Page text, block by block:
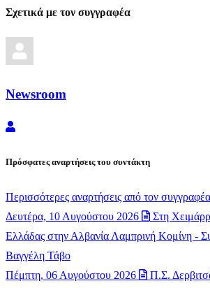
Σχετικά με τον συγγραφέα
Newsroom
Newsroom
Πρόσφατες αναρτήσεις του συντάκτη
Περισσότερες αναρτήσεις από τον συγγραφέα
Δευτέρα, 10 Αυγούστου 2026
Στη
Ελλάδας στην Αλβανία Λαμπρινή Κομίνη -
Βαγγέλη Τάβο
Πέμπτη, 06 Αυγούστου 2026
Π.Σ.